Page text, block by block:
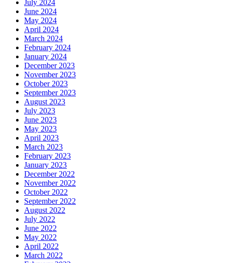
July 2024
June 2024
May 2024
April 2024
March 2024
February 2024
January 2024
December 2023
November 2023
October 2023
September 2023
August 2023
July 2023
June 2023
May 2023
April 2023
March 2023
February 2023
January 2023
December 2022
November 2022
October 2022
September 2022
August 2022
July 2022
June 2022
May 2022
April 2022
March 2022